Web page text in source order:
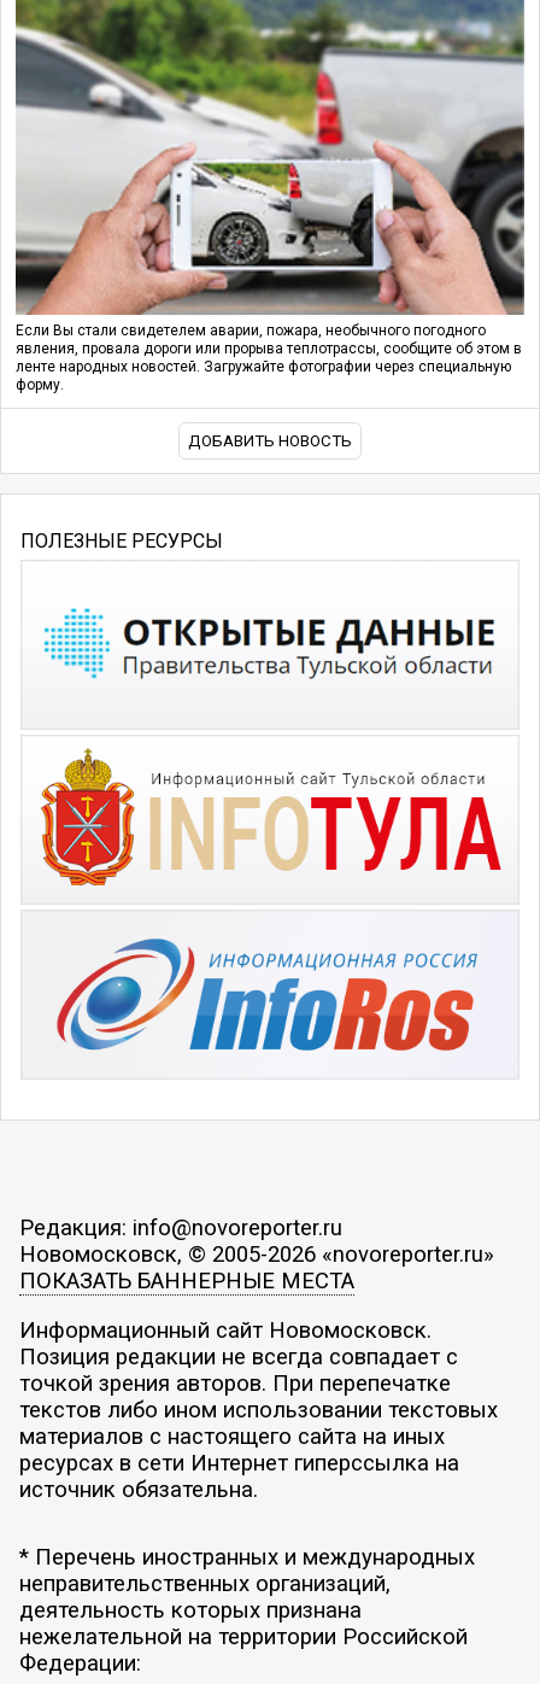
Если Вы стали свидетелем аварии, пожара, необычного погодного
явления, провала дороги или прорыва теплотрассы, сообщите об этом в
ленте народных новостей. Загружайте фотографии через специальную
форму.
ДОБАВИТЬ НОВОСТЬ
ПОЛЕЗНЫЕ РЕСУРСЫ
Редакция: info@novoreporter.ru
Новомосковск, © 2005-2026 «novoreporter.ru»
ПОКАЗАТЬ БАННЕРНЫЕ МЕСТА
Информационный сайт Новомосковск.
Позиция редакции не всегда совпадает с
точкой зрения авторов. При перепечатке
текстов либо ином использовании текстовых
материалов с настоящего сайта на иных
ресурсах в сети Интернет гиперссылка на
источник обязательна.
* Перечень иностранных и международных
неправительственных организаций,
деятельность которых признана
нежелательной на территории Российской
Федерации: